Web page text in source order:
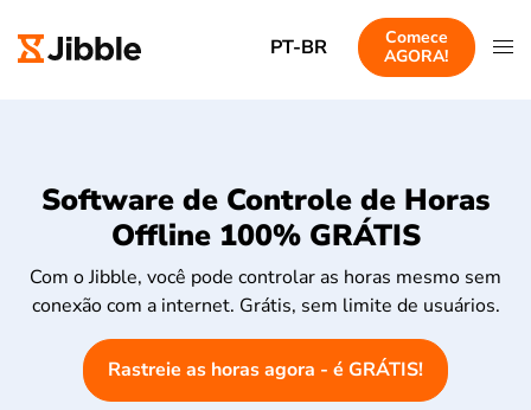
PT-BR
Comece
AGORA!
Software de Controle de Horas
Offline 100% GRÁTIS
Com o Jibble, você pode controlar as horas mesmo sem
conexão com a internet. Grátis, sem limite de usuários.
Rastreie as horas agora - é GRÁTIS!